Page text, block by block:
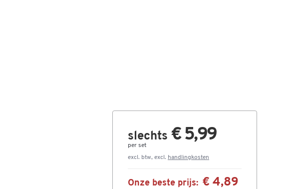
slechts € 5,99
per set
excl. btw, excl. handlingkosten
Onze beste prijs: € 4,89